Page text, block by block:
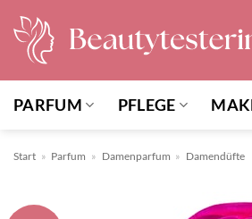
Inhalt
springen
PARFUM PFLEGE
Start » Parfum » Damenparfum » Damendüfte